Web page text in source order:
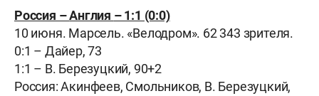
Россия –Англия – 1:1 (0:0)
10 июня. Марсель. «Велодром». 62 343 зрителя.
0:1 – Дайер, 73
1:1 – В. Березуцкий, 90+2
Россия: Акинфеев, Смольников, В. Березуцкий,